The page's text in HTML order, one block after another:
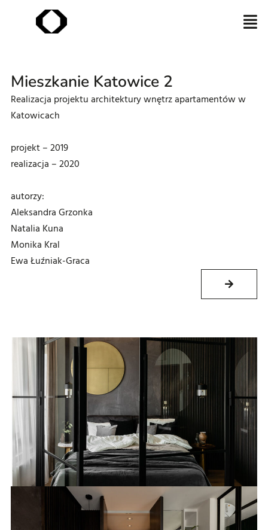
Mieszkanie Katowice 2
Realizacja projektu architektury wnętrz apartamentów w
Katowicach
projekt – 2019
realizacja – 2020
autorzy:
Aleksandra Grzonka
Natalia Kuna
Monika Kral
Ewa Łuźniak-Graca